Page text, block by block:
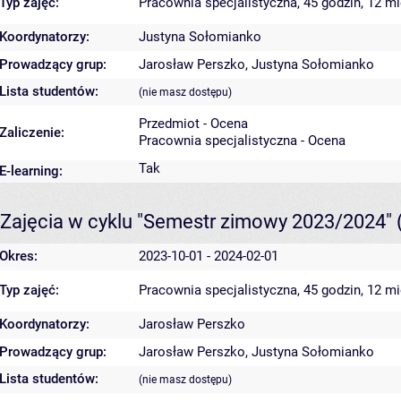
Koordynatorzy:
Justyna Sołomianko
Prowadzący grup:
Jarosław Perszko, Justyna Sołomianko
Lista studentów:
(nie masz dostępu)
Zaliczenie:
Przedmiot - Ocena
Pracownia specjalistyczna - Ocena
E-learning:
Tak
Zajęcia w cyklu "Semestr zimowy 2023/2024"
Okres: 2023-10-01 - 2024-02-01
Typ zajęć: Pracownia specjalistyczna, 45 godzin, 12
Koordynatorzy:
Jarosław Perszko
Prowadzący grup:
Jarosław Perszko, Justyna Sołomianko
Lista studentów:
(nie masz dostępu)